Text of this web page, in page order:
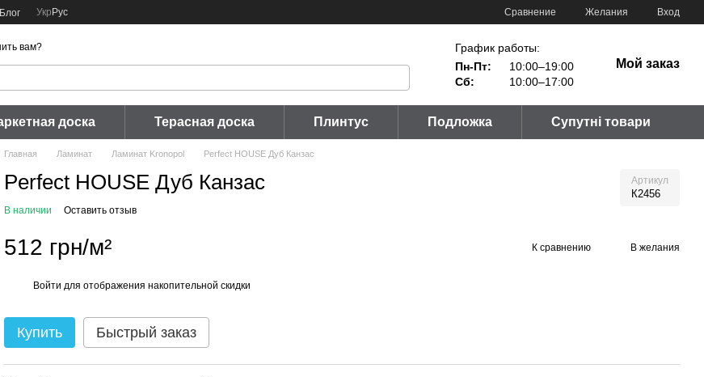
Блог Укр Рус Сравнение Желания Вход
вам?
График работы:
Пн-Пт:
10:00–19:00
Сб:
10:00–17:00
Мой заказ
доска Терасная доска Плинтус Подложка Супутні товари
Главная Ламинат Ламинат Kronopol Perfect HOUSE Дуб Канзас
Perfect HOUSE Дуб Канзас Артикул
К2456
В наличии Оставить отзыв
512 грн/м² К сравнению В желания
Войти для отображения накопительной скидки
Купить Быстрый заказ